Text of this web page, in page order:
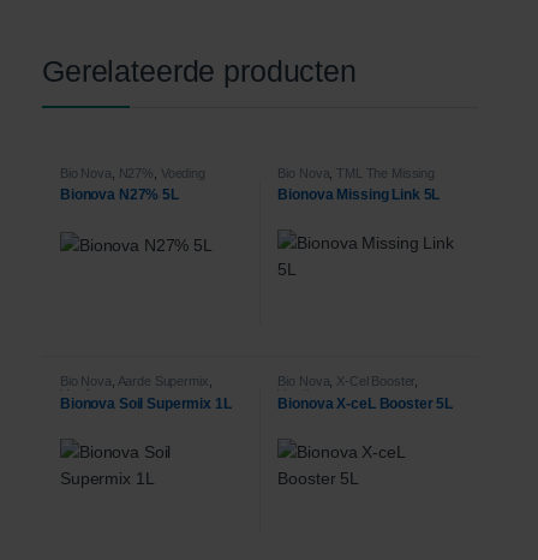
Gerelateerde producten
Bio Nova N27% Voeding
Bionova N27% 5L
Bio Nova TML The Missing
Link
Voeding
Bionova Missing Link 5L
Bio Nova Aarde Supermix
Voeding
Bionova Soil Supermix 1L
Bio Nova X-Cel Booster
Voeding
Bionova X-ceL Booster 5L